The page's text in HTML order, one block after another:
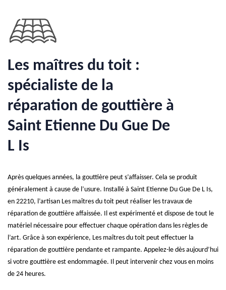
Les maîtres du toit :
spécialiste de la
réparation de gouttière à
Saint Etienne Du Gue De
L Is
Après quelques années, la gouttière peut s’affaisser. Cela se produit
généralement à cause de l’usure. Installé à Saint Etienne Du Gue De L Is,
en 22210, l’artisan Les maîtres du toit peut réaliser les travaux de
réparation de gouttière affaissée. Il est expérimenté et dispose de tout le
matériel nécessaire pour effectuer chaque opération dans les règles de
l’art. Grâce à son expérience, Les maîtres du toit peut effectuer la
réparation de gouttière pendante et rampante. Appelez-le dès aujourd’hui
si votre gouttière est endommagée. Il peut intervenir chez vous en moins
de 24 heures.